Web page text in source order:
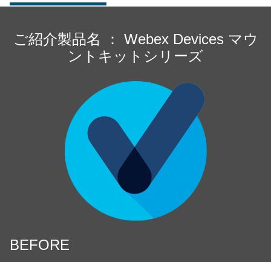
ご紹介製品名 ： Webex Devices マウ
ントキットシリーズ
BEFORE